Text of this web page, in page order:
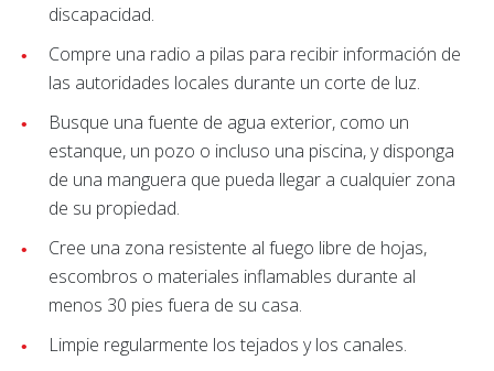
discapacidad.
Compre una radio a pilas para recibir información de
las autoridades locales durante un corte de luz.
Busque una fuente de agua exterior, como un
estanque, un pozo o incluso una piscina, y disponga
de una manguera que pueda llegar a cualquier zona
de su propiedad.
Cree una zona resistente al fuego libre de hojas,
escombros o materiales inflamables durante al
menos 30 pies fuera de su casa.
Limpie regularmente los tejados y los canales.